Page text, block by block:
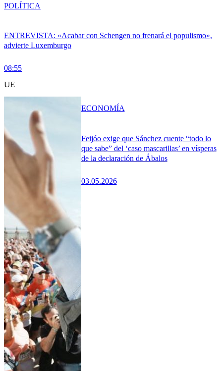
ENTREVISTA: «Acabar con Schengen no frenará el populismo»,
advierte Luxemburgo
08:55
POLÍTICA
UE
Feijóo exige que Sánchez cuente “todo lo
que sabe” del ‘caso mascarillas’ en vísperas
de la declaración de Ábalos
03.05.2026
ECONOMÍA